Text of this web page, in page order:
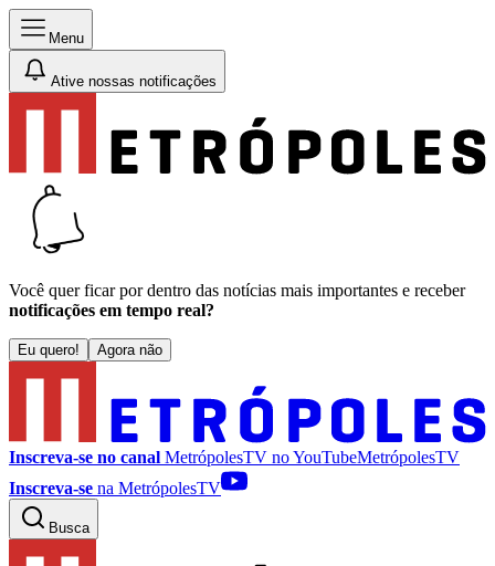
Menu
Ative nossas notificações
Você quer ficar por dentro das notícias mais importantes e receber
notificações em tempo real?
Eu quero! Agora não
Inscreva-se no canal MetrópolesTV noYouTubeMetrópolesTV
Inscreva-se na MetrópolesTV
Busca